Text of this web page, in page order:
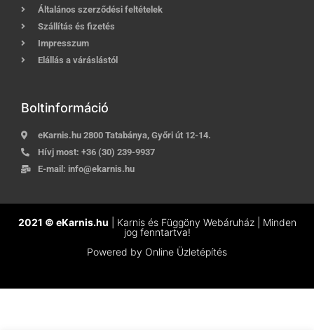
Általános szerződési feltételek
Szállítás és fizetés
Impresszum
Elállás a váráslástól
Boltinformáció
eKarnis.hu 2800 Tatabánya, Győri út 12-14.
Hívj most: +36 (30) 239-9937
E-mail: info@ekarnis.hu
2021 © eKarnis.hu | Karnis és Függöny Webáruház | Minden
jog fenntartva!
Powered by Online Üzletépítés